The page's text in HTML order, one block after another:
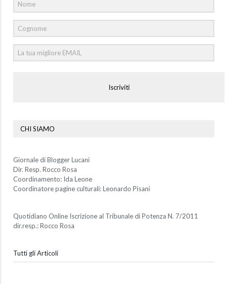
Iscriviti
CHI SIAMO
Giornale di Blogger Lucani
Dir. Resp. Rocco Rosa
Coordinamento: Ida Leone
Coordinatore pagine culturali: Leonardo Pisani
Quotidiano Online Iscrizione al Tribunale di Potenza N. 7/2011
dir.resp.: Rocco Rosa
Tutti gli Articoli